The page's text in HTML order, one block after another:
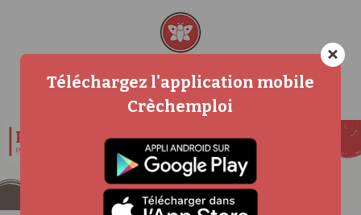
×
Téléchargez l'application mobile
Crèchemploi